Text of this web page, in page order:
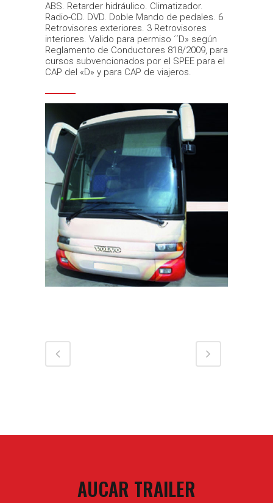
ABS. Retarder hidráulico. Climatizador.
Radio-CD. DVD. Doble Mando de pedales. 6
Retrovisores exteriores. 3 Retrovisores
interiores. Valido para permiso ´´D» según
Reglamento de Conductores 818/2009, para
cursos subvencionados por el SPEE para el
CAP del «D» y para CAP de viajeros.
AUCAR TRAILER